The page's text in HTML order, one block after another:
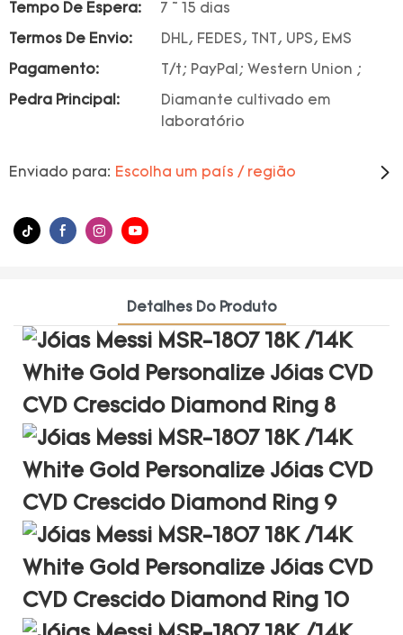
Tempo De Espera: 7 ~ 15 dias
Termos De Envio: DHL, FEDES, TNT, UPS, EMS
Pagamento: T/t; PayPal; Western Union ;
Pedra Principal:
Diamante cultivado em
laboratório
Enviado para: Escolha um país / região
Detalhes Do Produto